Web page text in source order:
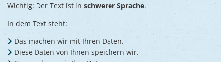
Wichtig: Der Text ist in schwerer Sprache.
In dem Text steht:
Das machen wir mit Ihren Daten.
Diese Daten von Ihnen speichern wir.